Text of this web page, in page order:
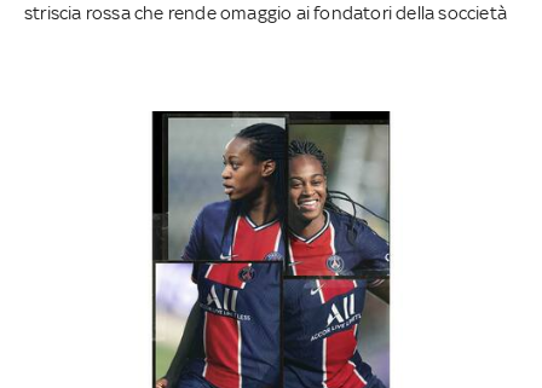
striscia rossa che rende omaggio ai fondatori della soccietà